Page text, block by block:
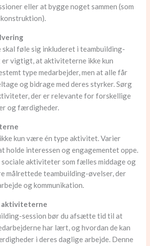
eller at bygge noget sammen (som
skal føle sig inkluderet i teambuilding-
vigtigt, at aktiviteterne ikke kun
type medarbejder, men at alle får
og bidrage med deres styrker. Sørg
der er relevante for forskellige
og færdigheder.
kun være én type aktivitet. Varier
holde interessen og engagementet oppe.
sociale aktiviteter som fælles middage og
målrettede teambuilding-øvelser, der
og kommunikation.
aktiviteterne
session bør du afsætte tid til at
har lært, og hvordan de kan
i deres daglige arbejde. Denne